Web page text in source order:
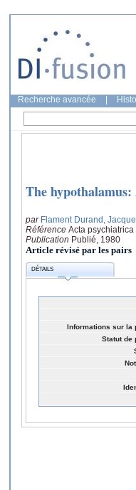
Recherche avancée
The
par Flament Durand,
Référence Acta
Publication Publié, 1980
Article révisé par les pairs
DÉTAILS
Informations sur la
Statut de